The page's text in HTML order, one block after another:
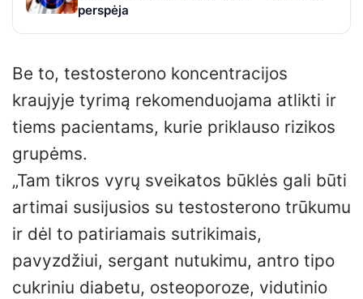
perspėja
Be to, testosterono koncentracijos
kraujyje tyrimą rekomenduojama atlikti ir
tiems pacientams, kurie priklauso rizikos
grupėms.
„Tam tikros vyrų sveikatos būklės gali būti
artimai susijusios su testosterono trūkumu
ir dėl to patiriamais sutrikimais,
pavyzdžiui, sergant nutukimu, antro tipo
cukriniu diabetu, osteoporoze, vidutinio